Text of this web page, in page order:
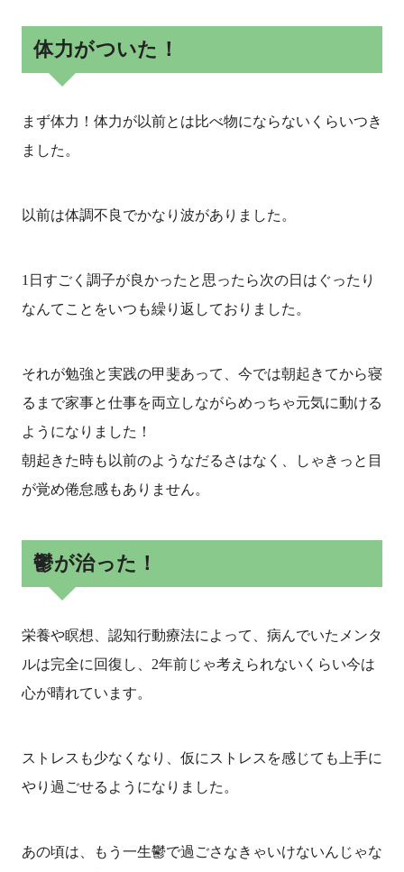
体力がついた！
まず体力！体力が以前とは比べ物にならないくらいつき
ました。
以前は体調不良でかなり波がありました。
1日すごく調子が良かったと思ったら次の日はぐったり
なんてことをいつも繰り返しておりました。
それが勉強と実践の甲斐あって、今では朝起きてから寝
るまで家事と仕事を両立しながらめっちゃ元気に動ける
ようになりました！
朝起きた時も以前のようなだるさはなく、しゃきっと目
が覚め倦怠感もありません。
鬱が治った！
栄養や瞑想、認知行動療法によって、病んでいたメンタ
ルは完全に回復し、2年前じゃ考えられないくらい今は
心が晴れています。
ストレスも少なくなり、仮にストレスを感じても上手に
やり過ごせるようになりました。
あの頃は、もう一生鬱で過ごさなきゃいけないんじゃな